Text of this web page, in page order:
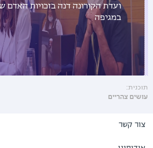
ועדת הקורונה דנה בזכויות האדם
במגיפה
תוכנית:
עושים צהריים
צור קשר